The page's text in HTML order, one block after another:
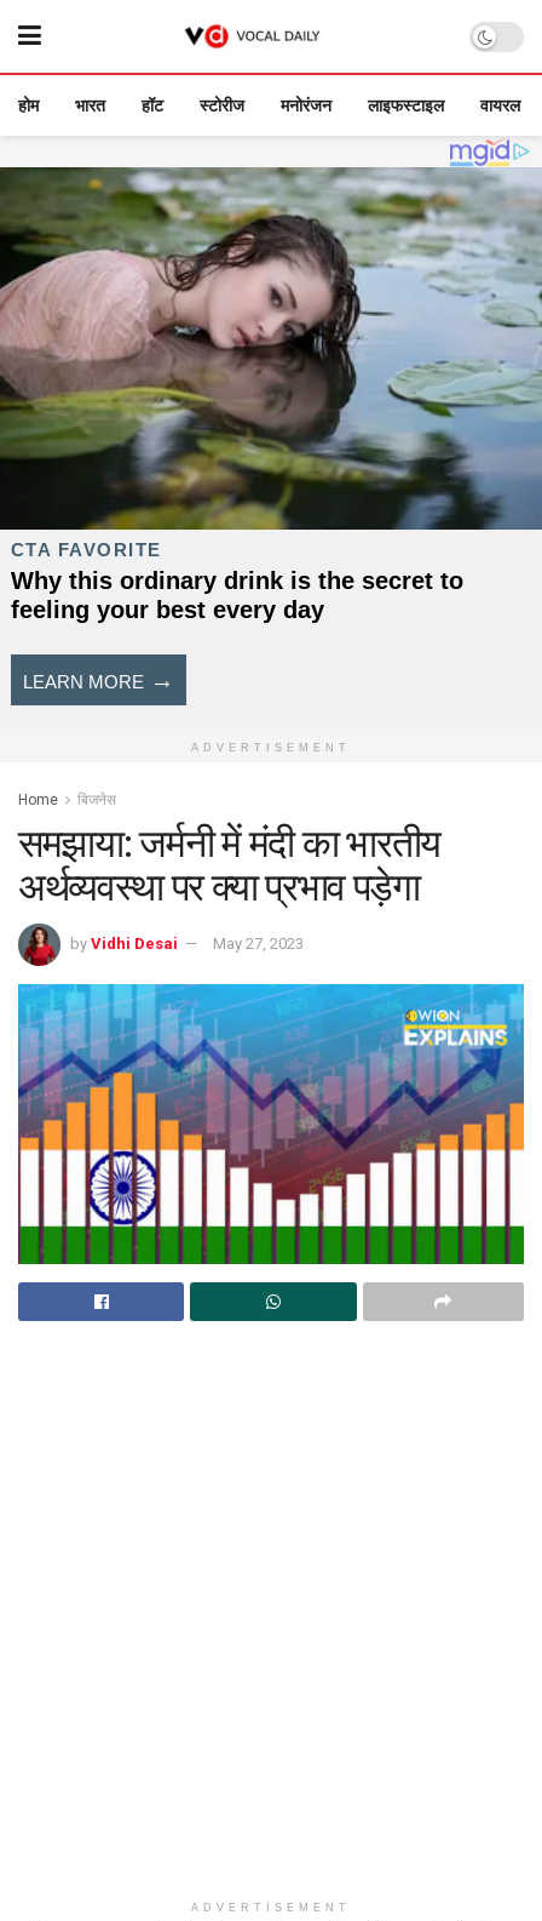
होम भारत हॉट स्टोरीज मनोरंजन लाइफस्टाइल वायरल
ADVERTISEMENT
Home बिजनेस
समझाया: जर्मनी में मंदी का भारतीय
अर्थव्यवस्था पर क्या प्रभाव पड़ेगा
by Vidhi Desai May 27, 2023
ADVERTISEMENT